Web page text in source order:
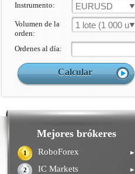
Instrumento: EURUSD
Volumen de la
orden:
1 lote (1 000 un.)
Ordenes al día:
Mejores brókeres
1 RoboForex ►
2 IC Markets ►